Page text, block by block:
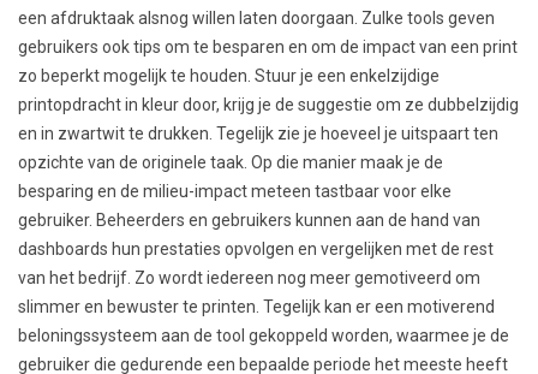
een afdruktaak alsnog willen laten doorgaan. Zulke tools geven
gebruikers ook tips om te besparen en om de impact van een print
zo beperkt mogelijk te houden. Stuur je een enkelzijdige
printopdracht in kleur door, krijg je de suggestie om ze dubbelzijdig
en in zwartwit te drukken. Tegelijk zie je hoeveel je uitspaart ten
opzichte van de originele taak. Op die manier maak je de
besparing en de milieu-impact meteen tastbaar voor elke
gebruiker. Beheerders en gebruikers kunnen aan de hand van
dashboards hun prestaties opvolgen en vergelijken met de rest
van het bedrijf. Zo wordt iedereen nog meer gemotiveerd om
slimmer en bewuster te printen. Tegelijk kan er een motiverend
beloningssysteem aan de tool gekoppeld worden, waarmee je de
gebruiker die gedurende een bepaalde periode het meeste heeft